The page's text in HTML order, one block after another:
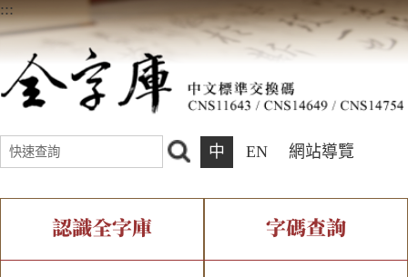
:::
中 EN 網站導覽
認識全字庫 字碼查詢